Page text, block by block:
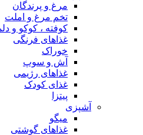
مرغ و پرندگان
تخم مرغ و املت
کوفته ، کوکو و دلمه
غذاهای فرنگی
خوراک
آش و سوپ
غذاهای رژیمی
غذای کودک
پیتزا
آشپزی
میگو
غذاهای گوشتی